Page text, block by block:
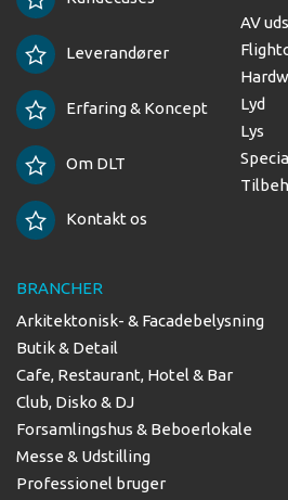
Leverandører
Erfaring & Koncept
Om DLT
Kontakt os
AV
Lyd
Lys
BRANCHER
Arkitektonisk- & Facadebelysning
Butik & Detail
Cafe, Restaurant, Hotel & Bar
Club, Disko & DJ
Forsamlingshus & Beboerlokale
Messe & Udstilling
Professionel bruger